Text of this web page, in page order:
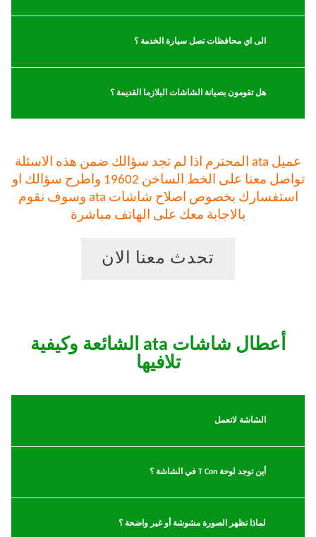
الى اي محافظات تصل سيارة الخدمة ؟
هل تقومون بصيانة الشاشات البلازما القديمة ؟
عميل ata المحترم اذا لم تجد سؤالك ضمن هذه الاسئلة
تواصل معنا على الخط الساخن 19602 واطرح سؤالك او
استفسارك بخصوص اصلاح شاشات ata وسوف نقوم
بالاجابة معك على الهاتف مباشرة
تحدث معنا الان
أعطال شاشات ata الشائعة وكيفية
تلافيها
الشاشة لاتعمل
أين توجد لوحة T Con في الشاشة ؟
لماذا تظهر الصورة مشوشة أو غير واضحة ؟